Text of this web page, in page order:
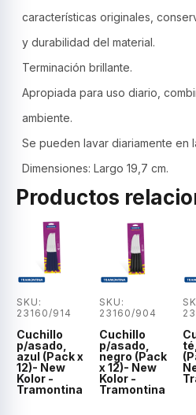
características originales,
y durabilidad del material.
Terminación brillante.
Apropiada para uso diario,
ambiente.
Se pueden lavar diariamente en
Dimensiones: Largo 19,7 cm.
Productos
SKU:
23160/914
Cuchillo
p/asado,
azul (Pack x
12)- New
Kolor -
Tramontina
SKU:
23160/904
Cuchillo
p/asado,
negro (Pack
x 12)- New
Kolor -
Tramontina